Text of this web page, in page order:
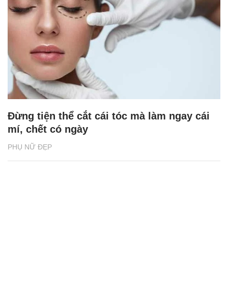
PHỤ NỮ ĐẸP
Đừng tiện thể cắt cái tóc mà làm ngay cái
mí, chết có ngày